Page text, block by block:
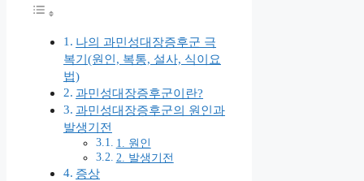
나의 과민성대장증후군 극
복기(원인, 복통, 설사, 식이요
법)
과민성대장증후군이란?
과민성대장증후군의 원인과
발생기전
1. 원인
2. 발생기전
증상